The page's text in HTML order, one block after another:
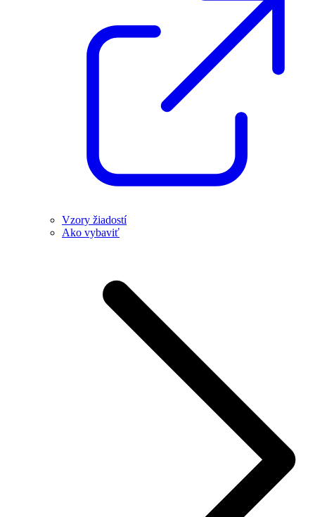
Vzory žiadostí
Ako vybaviť